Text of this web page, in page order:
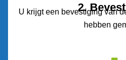
2.
U krijgt een bevestiging van
hebben